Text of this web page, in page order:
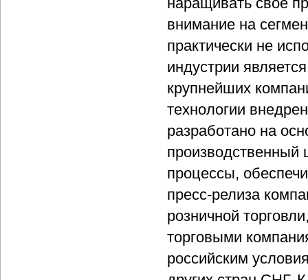
внимание на
практически не
индустрии
крупнейших
технологии
разработано на
производственный
процессы,
пресс-релиза
розничной
торговыми
российским